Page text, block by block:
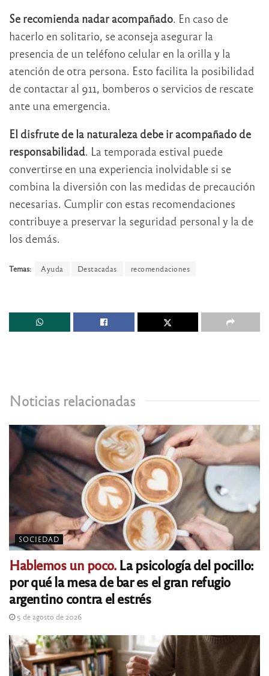
Se recomienda nadar acompañado. En caso de
hacerlo en solitario, se aconseja asegurar la
presencia de un teléfono celular en la orilla y la
atención de otra persona. Esto facilita la posibilidad
de contactar al 911, bomberos o servicios de rescate
ante una emergencia.
El disfrute de la naturaleza debe ir acompañado de
responsabilidad. La temporada estival puede
convertirse en una experiencia inolvidable si se
combina la diversión con las medidas de precaución
necesarias. Cumplir con estas recomendaciones
contribuye a preservar la seguridad personal y la de
los demás.
Temas: Ayuda Destacadas recomendaciones
Noticias relacionadas
SOCIEDAD
Hablemos un poco.La psicología del pocillo:
por qué la mesa de bar es el gran refugio
argentino contra el estrés
5 de agosto de 2026